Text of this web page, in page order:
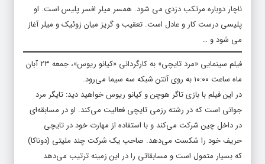
ناچار دوباره مرتکب دزدی می شود. همسر میلر افسر پلیس است. او
پلیسی درست کار و عادل است. تعقیب و گریز میان زوئیک و میلر آغاز
می شود و …
فیلم سینمایی «مرد تایچی» به کارگردانی «کیانو ریوس»، جمعه ۲۳ آبان
ماه ساعت ۱۰:۰۰ به روی آنتن شبکه سه سیما می‌رود.
در این فیلم با بازی تاگر هوچن و کیانو ریوس خواهید دید: تایگر مرد
جوانی است که در رشته رزمی تایچی فعالیت می‌کند. او در مسابقه‌ای
در داخل چین شرکت می‌کند و با استفاده از مهارت خود در تایچی
حریف خود را شکست می‌دهد. صاحب یک شرکت چند ملیتی (دوناکا)
که بسیار متمول است و مسابقاتی را در این زمینه ترتیب می‌دهد